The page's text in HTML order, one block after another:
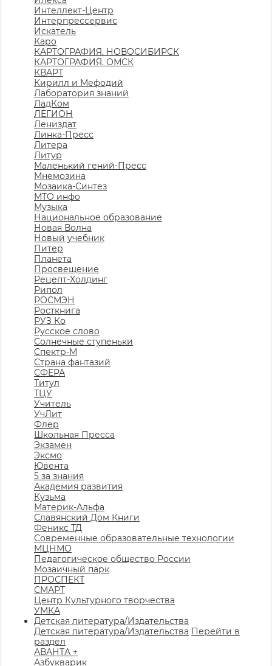
Интеллект-Центр
Интерпрессервис
Искатель
Каро
КАРТОГРАФИЯ. НОВОСИБИРСК
КАРТОГРАФИЯ. ОМСК
КВАРТ
Кирилл и Мефодий
Лаборатория знаний
ЛадКом
ЛЕГИОН
Лениздат
Линка-Пресс
Литера
Литур
Маленький гений-Пресс
Мнемозина
Мозаика-Синтез
МТО инфо
Музыка
Национальное образование
Новая Волна
Новый учебник
Питер
Планета
Просвещение
Рецепт-Холдинг
Рипол
РОСМЭН
Росткнига
РУЗ Ко
Русское слово
Солнечные ступеньки
Спектр-М
Страна фантазий
СФЕРА
Титул
ТЦУ
Учитель
УчЛит
Флер
Школьная Пресса
Экзамен
Эксмо
Ювента
5 за знания
Академия развития
Кузьма
Материк-Альфа
Славянский Дом Книги
Феникс ТД
Современные образовательные технологии
МЦНМО
Педагогическое общество России
Мозаичный парк
ПРОСПЕКТ
СМАРТ
Центр Культурного творчества
УМКА
Детская литература/Издательства
Детская литература/Издательства Перейти в
раздел
АВАНТА +
Азбукварик